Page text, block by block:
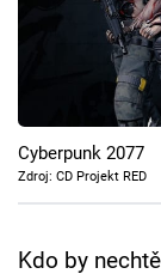
Cool Esport
Pořady
TV Program
Cyberpunk 2077
Zdroj: CD Projekt RED
Kdo by